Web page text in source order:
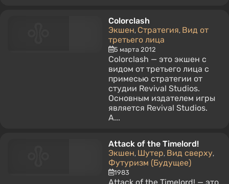
Colorclash
Экшен, Стратегия, Вид от
третьего лица
5 марта 2012
Colorclash — это экшен с
видом от третьего лица с
примесью стратегии от
студии Revival Studios.
Основным издателем игры
является Revival Studios.
А...
Attack of the Timelord!
Экшен, Шутер, Вид сверху,
Футуризм (Будущее)
1983